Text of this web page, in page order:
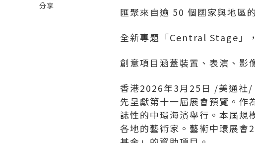
分享
匯聚來自逾 50 個國家與地區
全新專題「Central Stage」
創意項目涵蓋裝置、表演、影
香港2026年3月25日 /美通社/
先呈獻第十一屆展會預覽。
誌性的中環海濱舉行。本屆
各地的藝術家。藝術中環展會